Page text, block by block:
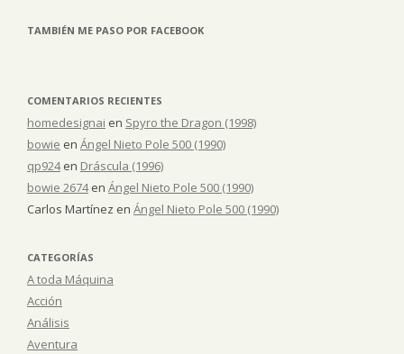
TAMBIÉN ME PASO POR FACEBOOK
COMENTARIOS RECIENTES
homedesignai en Spyro the Dragon (1998)
bowie en Ángel Nieto Pole 500 (1990)
qp924en Dráscula (1996)
bowie 2674en Ángel Nieto Pole 500 (1990)
Carlos Martínez en Ángel Nieto Pole 500 (1990)
CATEGORÍAS
A toda Máquina
Acción
Análisis
Aventura